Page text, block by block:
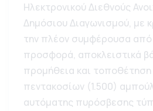
Ηλεκτρονικού Διεθνούς
Δημόσιου Διαγωνισμού, με
την πλέον συμφέρουσα από
προσφορά, αποκλειστικά
προμήθεια και τοποθέτηση
πεντακοσίων (1.500)
αυτόματης πυρόσβεσης